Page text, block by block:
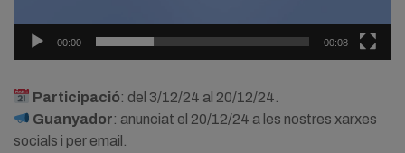
00:00 00:08
Participació: del 3/12/24 al 20/12/24.
Guanyador: anunciat el 20/12/24 a les nostres xarxes
socials i per email.